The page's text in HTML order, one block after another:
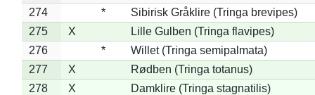
274
*
Sibirisk Gråklire (Tringa brevipes)
275
X
Lille Gulben (Tringa flavipes)
276
*
Willet (Tringa semipalmata)
277
X
Rødben (Tringa totanus)
278
X
Damklire (Tringa stagnatilis)